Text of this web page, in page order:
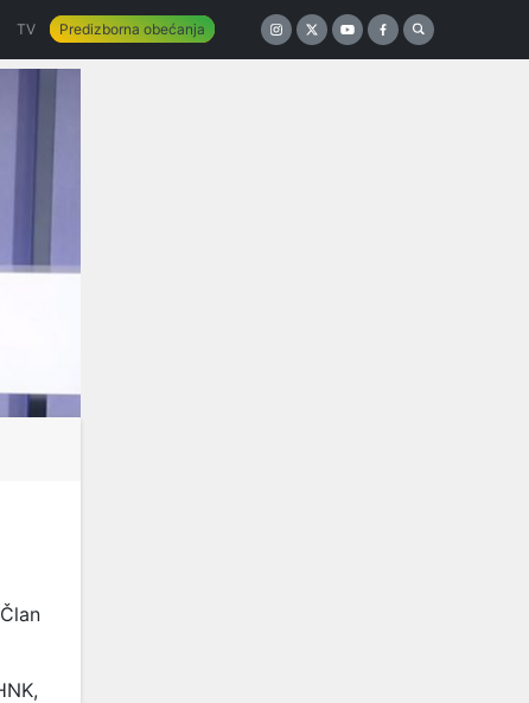
TV Predizborna obećanja